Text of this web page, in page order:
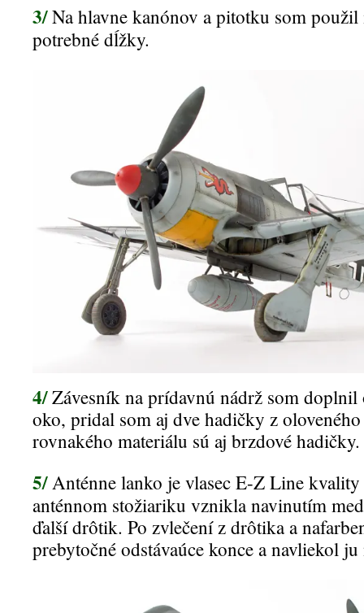
3/Na hlavne kanónov a pitotku som použil
potrebné dĺžky.
4/ Závesník na prídavnú nádrž som doplnil
oko, pridal som aj dve hadičky z
rovnakého materiálu sú aj brzdové hadičky.
5/Anténne lanko je vlasec E-Z Line
anténnom stožiariku vznikla navinutím
ďalší drôtik. Po zvlečení z drôtika a
prebytočné odstávaúce konce a navliekol ju